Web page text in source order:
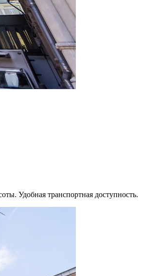
Удобная транспортная доступность.